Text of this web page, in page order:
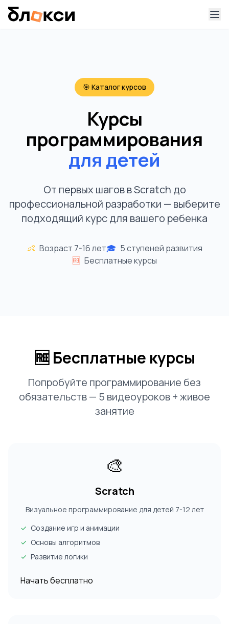
🎯 Каталог курсов
Курсы
программирования
для детей
От первых шагов в Scratch до
профессиональной разработки — выберите
подходящий курс для вашего ребенка
👶 Возраст 7-16 лет🎓 5 ступеней развития
🆓 Бесплатные курсы
🆓 Бесплатные курсы
Попробуйте программирование без
обязательств — 5 видеоуроков + живое
занятие
🎨
Scratch
Визуальное программирование для детей 7-12 лет
✓ Создание игр и анимации
✓ Основы алгоритмов
✓ Развитие логики
Начать бесплатно